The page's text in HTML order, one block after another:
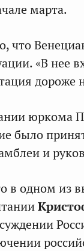
марта.
что
«В нее
дороже
юркома
было
и
в одном из